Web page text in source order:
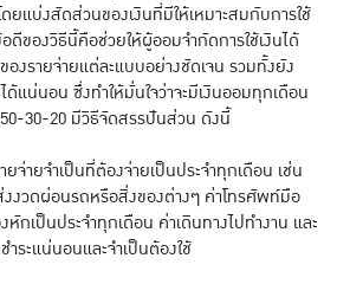
ดยแบ่งสัดส่วนของเงินที่มีให้เหมาะสมกับการใช้
ของวิธีนี้คือช่วยให้ผู้ออมจำกัดการใช้เงินได้
องรายจ่ายแต่ละแบบอย่างชัดเจน รวมทั้งยัง
แน่นอน ซึ่งทำให้มั่นใจว่าจะมีเงินออมทุกเดือน
30-20 มีวิธีจัดสรรปันส่วน ดังนี้
จ่ายจำเป็นที่ต้องจ่ายเป็นประจำทุกเดือน เช่น
งวดผ่อนรถหรือสิ่งของต่างๆ ค่าโทรศัพท์มือ
กเป็นประจำทุกเดือน ค่าเดินทางไปทำงาน และ
ระแน่นอนและจำเป็นต้องใช้